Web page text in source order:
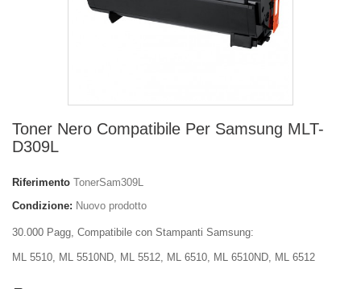
Toner Nero Compatibile Per Samsung MLT-
D309L
Riferimento TonerSam309L
Condizione: Nuovo prodotto
30.000 Pagg, Compatibile con Stampanti Samsung:
ML 5510, ML 5510ND, ML 5512, ML 6510, ML 6510ND, ML 6512